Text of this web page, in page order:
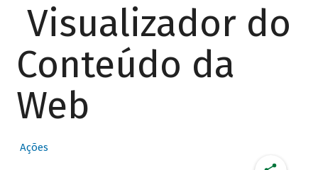
Visualizador do
Conteúdo da
Web
Ações